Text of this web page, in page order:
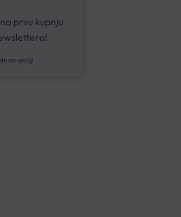
prvu kupnju
na akciji